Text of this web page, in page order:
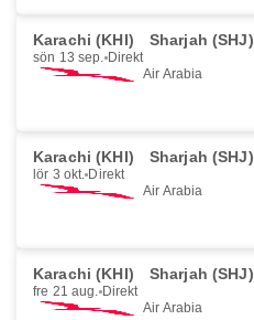
Karachi (KHI) Sharjah (SHJ)
sön 13 sep. Direkt
Air Arabia
Karachi (KHI) Sharjah (SHJ)
lör 3 okt. Direkt
Air Arabia
Karachi (KHI) Sharjah (SHJ)
fre 21 aug. Direkt
Air Arabia